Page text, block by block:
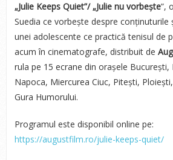
„Julie Keeps Quiet”/ „Julie nu vorbește”,
Suedia ce vorbește despre conținuturile
unei adolescente ce practică tenisul de
acum în cinematografe, distribuit de
rula pe 15 ecrane din orașele București,
Napoca, Miercurea Ciuc, Pitești,
Gura Humorului.
Programul este disponibil online pe:
https://augustfilm.ro/julie-keeps-quiet/